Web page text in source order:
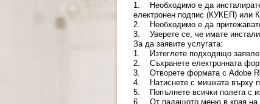
1. Необходимо е да
електронен подпис (КУКЕП) или
2. Необходимо е да
3. Уверете се, че имате
За да заявите услугата:
1. Изтеглете подходящо
2. Съхранете електронната
3. Отворете формата с Adobe
4. Натиснете с мишката върху
5. Попълнете всички полета с
6. От падащото меню в края на